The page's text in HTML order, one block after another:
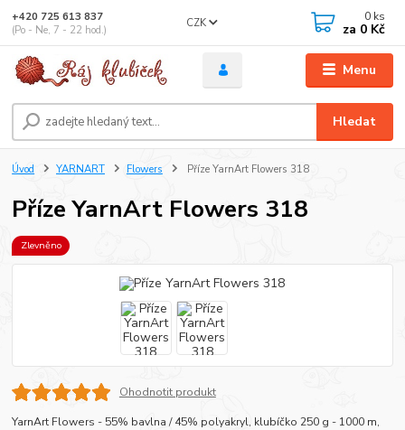
Menu
CZK
Hledat
+420 725 613 837
(Po - Ne, 7 - 22 hod.)
0 ks
za 0 Kč
Úvod YARNART Flowers Příze YarnArt Flowers 318
Příze YarnArt Flowers 318
Zlevněno
Ohodnotit produkt
YarnArt Flowers - 55% bavlna / 45% polyakryl, klubíčko 250 g - 1000 m,